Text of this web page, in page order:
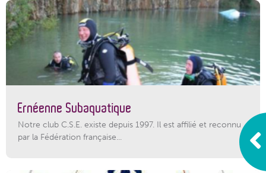
Ernéenne Subaquatique
Notre club C.S.E. existe depuis 1997. Il est affilié et reconnu
par la Fédération française...